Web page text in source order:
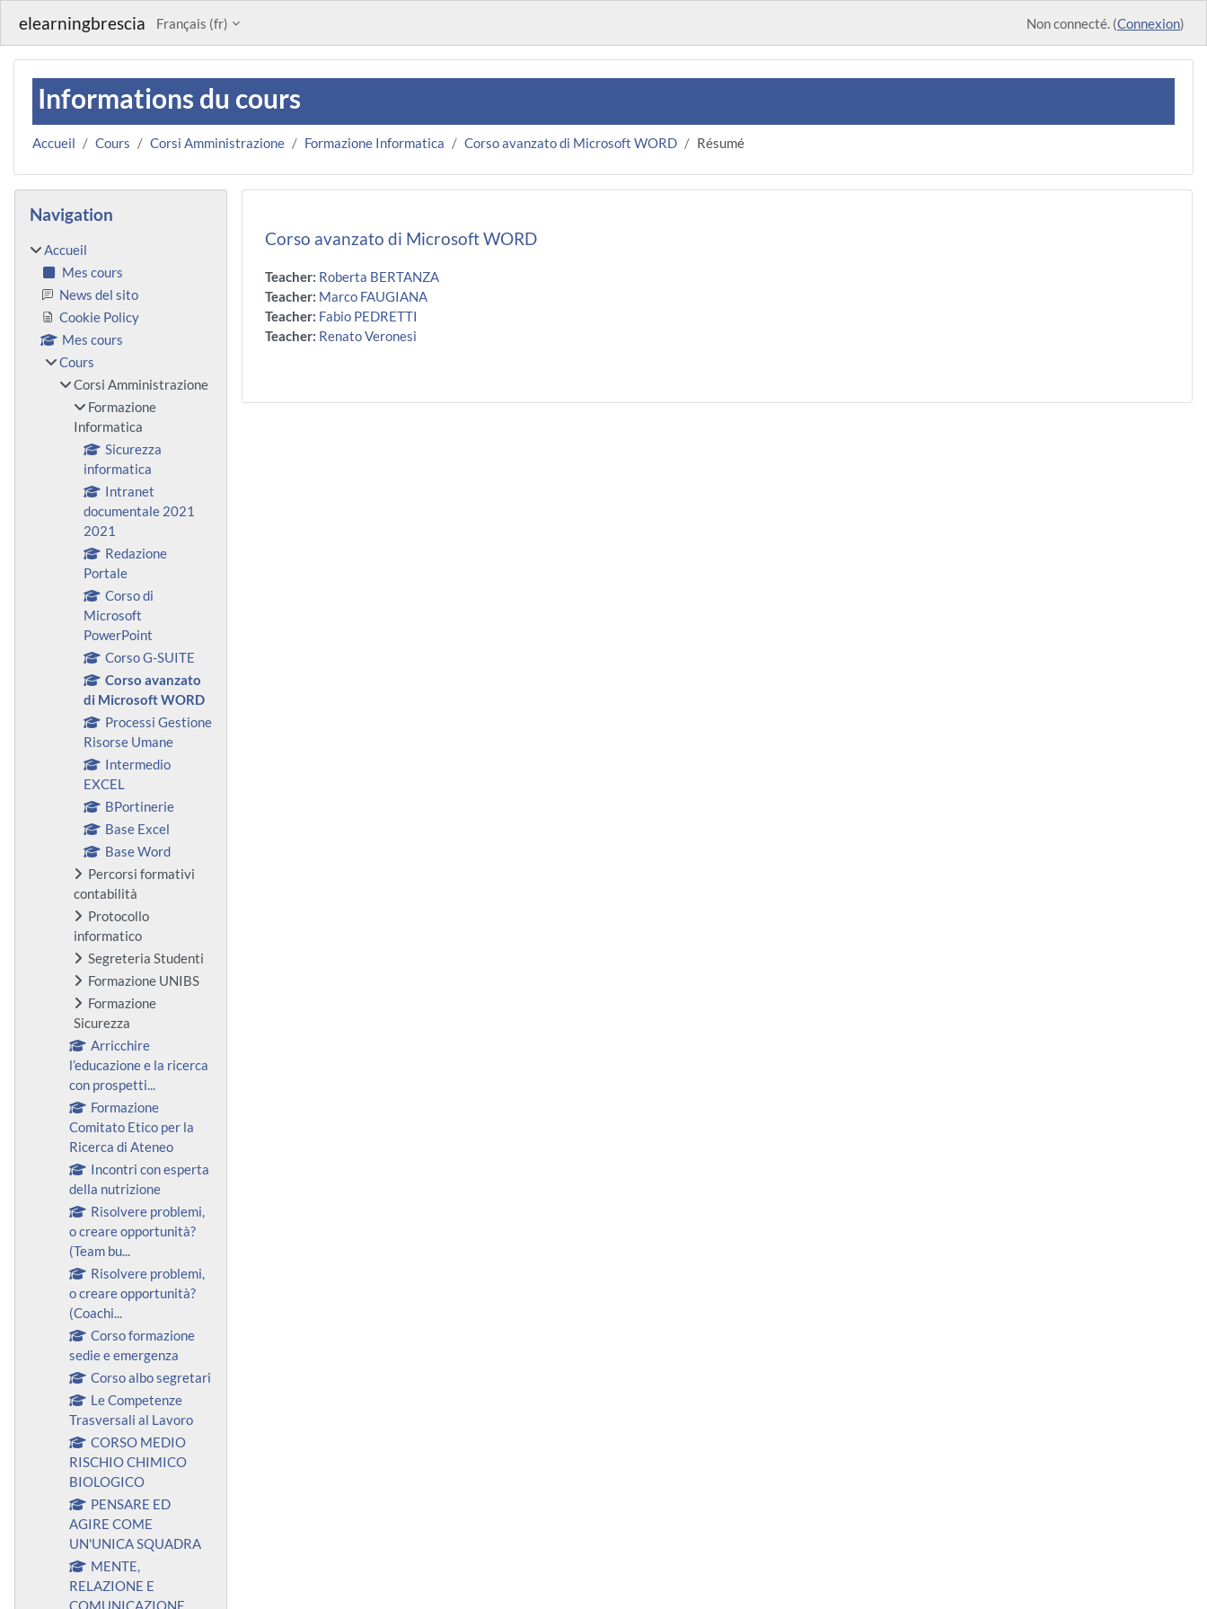
elearningbrescia Français ‎(fr)‎ Non connecté. (Connexion)
Informations du cours
Accueil Cours Corsi Amministrazione Formazione Informatica Corso avanzato di Microsoft WORD Résumé
Corso avanzato di Microsoft WORD
Teacher: Roberta BERTANZA
Teacher: Marco FAUGIANA
Teacher: Fabio PEDRETTI
Teacher: Renato Veronesi
Blocs
Navigation
Accueil
Mes cours
News del sito
Cookie Policy
Mes cours
Cours
Corsi Amministrazione
Formazione
Informatica
Sicurezza
informatica
Intranet
documentale 2021
2021
Redazione
Portale
Corso di
Microsoft
PowerPoint
Corso G-SUITE
Corso avanzato
di Microsoft WORD
Processi Gestione
Risorse Umane
Intermedio
EXCEL
BPortinerie
Base Excel
Base Word
Percorsi formativi
contabilità
Protocollo
informatico
Segreteria Studenti
Formazione UNIBS
Formazione
Sicurezza
Arricchire
l’educazione e la ricerca
con prospetti...
Formazione
Comitato Etico per la
Ricerca di Ateneo
Incontri con esperta
della nutrizione
Risolvere problemi,
o creare opportunità?
(Team bu...
Risolvere problemi,
o creare opportunità?
(Coachi...
Corso formazione
sedie e emergenza
Corso albo segretari
Le Competenze
Trasversali al Lavoro
CORSO MEDIO
RISCHIO CHIMICO
BIOLOGICO
PENSARE ED
AGIRE COME
UN'UNICA SQUADRA
MENTE,
RELAZIONE E
COMUNICAZIONE